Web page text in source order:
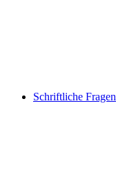
Schriftliche Fragen